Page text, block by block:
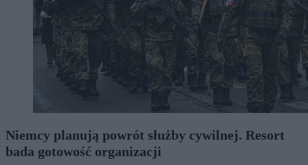
Niemcy planują powrót służby cywilnej. Resort
bada gotowość organizacji